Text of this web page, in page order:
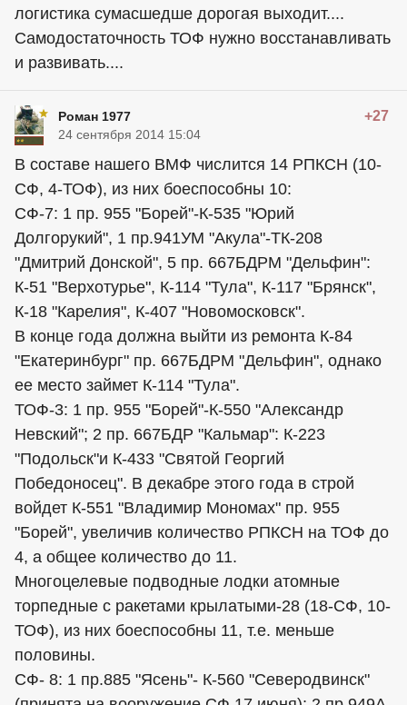
логистика сумасшедше дорогая выходит....
Самодостаточность ТОФ нужно восстанавливать
и развивать....
Роман 1977 +27
24 сентября 2014 15:04
В составе нашего ВМФ числится 14 РПКСН (10-
СФ, 4-ТОФ), из них боеспособны 10:
СФ-7: 1 пр. 955 "Борей"-К-535 "Юрий
Долгорукий", 1 пр.941УМ "Акула"-ТК-208
"Дмитрий Донской", 5 пр. 667БДРМ "Дельфин":
К-51 "Верхотурье", К-114 "Тула", К-117 "Брянск",
К-18 "Карелия", К-407 "Новомосковск".
В конце года должна выйти из ремонта К-84
"Екатеринбург" пр. 667БДРМ "Дельфин", однако
ее место займет К-114 "Тула".
ТОФ-3: 1 пр. 955 "Борей"-К-550 "Александр
Невский"; 2 пр. 667БДР "Кальмар": К-223
"Подольск"и К-433 "Святой Георгий
Победоносец". В декабре этого года в строй
войдет К-551 "Владимир Мономах" пр. 955
"Борей", увеличив количество РПКСН на ТОФ до
4, а общее количество до 11.
Многоцелевые подводные лодки атомные
торпедные с ракетами крылатыми-28 (18-СФ, 10-
ТОФ), из них боеспособны 11, т.е. меньше
половины.
СФ- 8: 1 пр.885 "Ясень"- К-560 "Северодвинск"